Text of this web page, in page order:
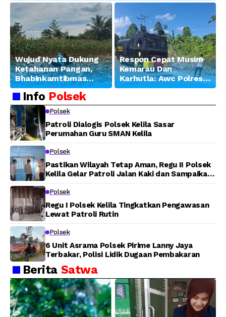
Wujud Nyata Dukung
Ketahanan Pangan,
Bhabinkamtibmas
Banjar Ausoy Turun
Langsung Bantu
Warga Panen Jagung
Respon Cepat Musim
Kemarau Dan
Karhutla: Awc Polres
Teluk Bintuni
Lahan di Jalan Poros
Info Polsek
Polsek
Patroli Dialogis Polsek Kelila Sasar
Perumahan Guru SMAN Kelila
Polsek
Pastikan Wilayah Tetap Aman, Regu II Polsek
Kelila Gelar Patroli Jalan Kaki dan Sampaikan
Polsek
Regu I Polsek Kelila Tingkatkan Pengawasan
Lewat Patroli Rutin
Polsek
6 Unit Asrama Polsek Pirime Lanny Jaya
Terbakar, Polisi Lidik Dugaan Pembakaran
Berita Satwa